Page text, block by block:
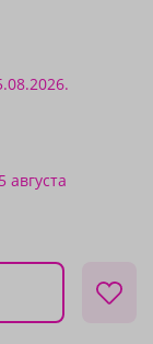
августа